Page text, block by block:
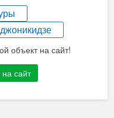
объект на сайт!
сайт